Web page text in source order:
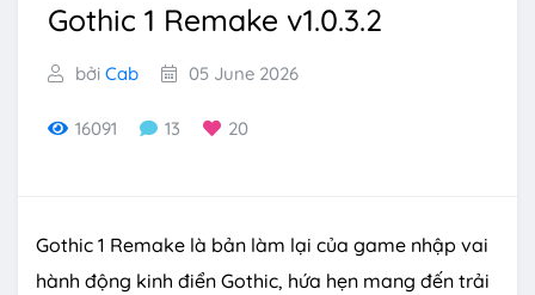
Gothic 1 Remake v1.0.3.2
bởi Cab 05 June 2026
16091 13 20
Gothic 1 Remake là bản làm lại của game nhập vai
hành động kinh điển Gothic, hứa hẹn mang đến trải